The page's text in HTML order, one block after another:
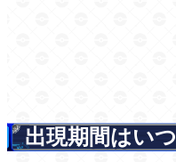
出現期間はい